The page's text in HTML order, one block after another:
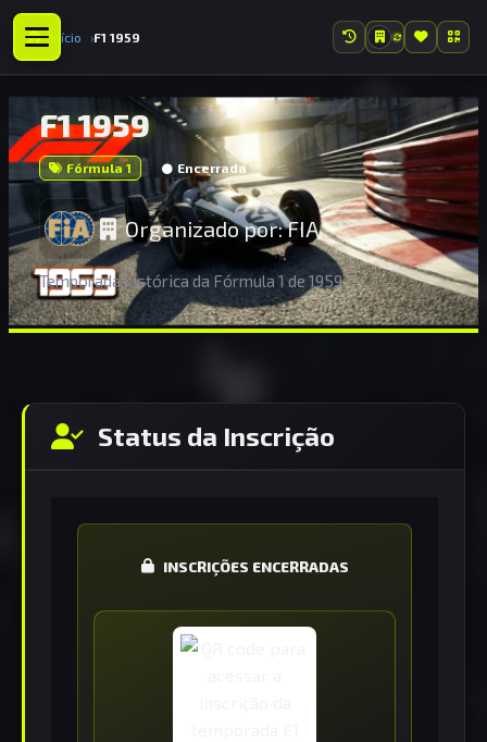
Início F1 1959
F1 1959
Fórmula 1 Encerrada
Organizado por:FIA
Temporada histórica da Fórmula 1 de 1959
Status da Inscrição
INSCRIÇÕES ENCERRADAS